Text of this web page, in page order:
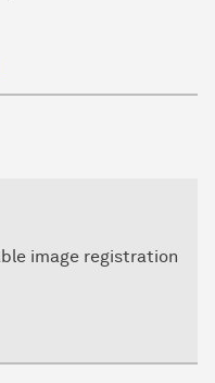
image registration